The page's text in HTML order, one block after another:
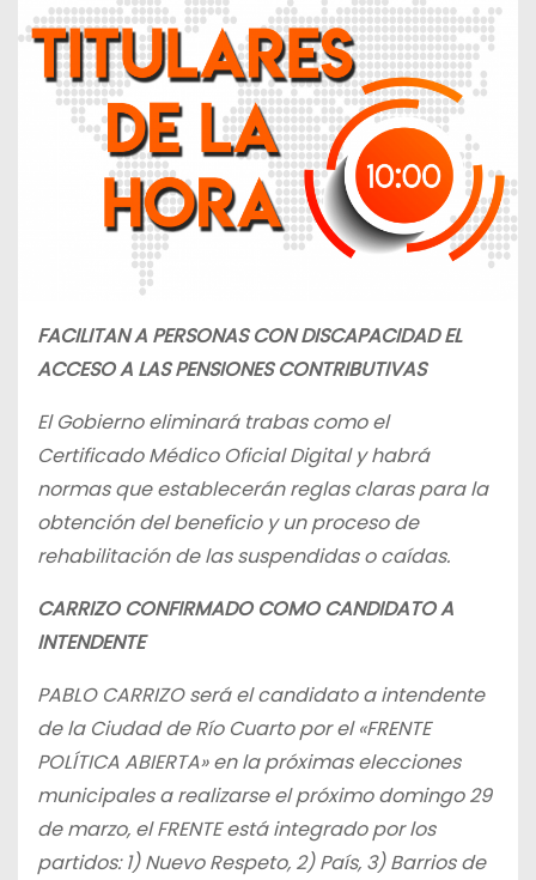
FACILITAN A PERSONAS CON DISCAPACIDAD EL
ACCESO A LAS PENSIONES CONTRIBUTIVAS
El Gobierno eliminará trabas como el
Certificado Médico Oficial Digital y habrá
normas que establecerán reglas claras para la
obtención del beneficio y un proceso de
rehabilitación de las suspendidas o caídas.
CARRIZO CONFIRMADO COMO CANDIDATO A
INTENDENTE
PABLO CARRIZO será el candidato a intendente
de la Ciudad de Río Cuarto por el «FRENTE
POLÍTICA ABIERTA» en la próximas elecciones
municipales a realizarse el próximo domingo 29
de marzo, el FRENTE está integrado por los
partidos: 1) Nuevo Respeto, 2) País, 3) Barrios de